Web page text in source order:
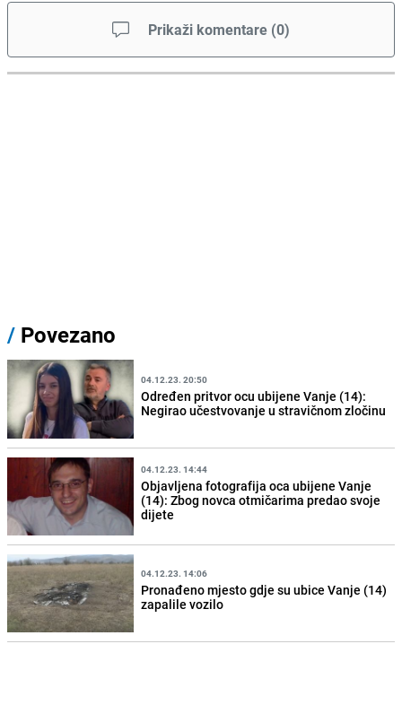
Prikaži komentare (0)
/ Povezano
04.12.23. 20:50
Određen pritvor ocu ubijene Vanje (14):
Negirao učestvovanje u stravičnom zločinu
04.12.23. 14:44
Objavljena fotografija oca ubijene Vanje
(14): Zbog novca otmičarima predao svoje
dijete
04.12.23. 14:06
Pronađeno mjesto gdje su ubice Vanje (14)
zapalile vozilo